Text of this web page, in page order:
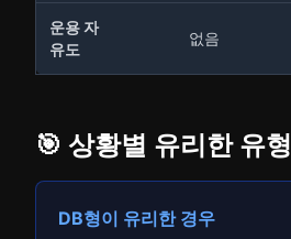
운용 자
유도
없음
🎯 상황별 유리한 유형
DB형이 유리한 경우